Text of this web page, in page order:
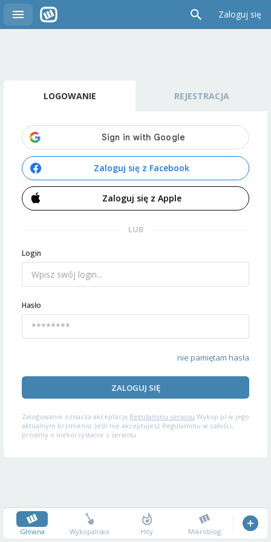
Zaloguj się
LOGOWANIE REJESTRACJA
Zaloguj się z Facebook
Zaloguj się z Apple
LUB
Login
Hasło
nie pamiętam hasła
ZALOGUJ SIĘ
Zalogowanie oznacza akceptację Regulaminu serwisu Wykop.pl w jego
aktualnym brzmieniu. Jeśli nie akceptujesz Regulaminu w całości,
prosimy o niekorzystanie z serwisu.
Główna Wykopalisko Hity Mikroblog